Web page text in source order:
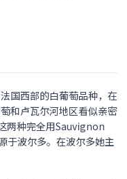
国西部的白葡萄品种，在
和卢瓦尔河地区看似亲密
两种完全用Sauvignon
于波尔多。在波尔多她主